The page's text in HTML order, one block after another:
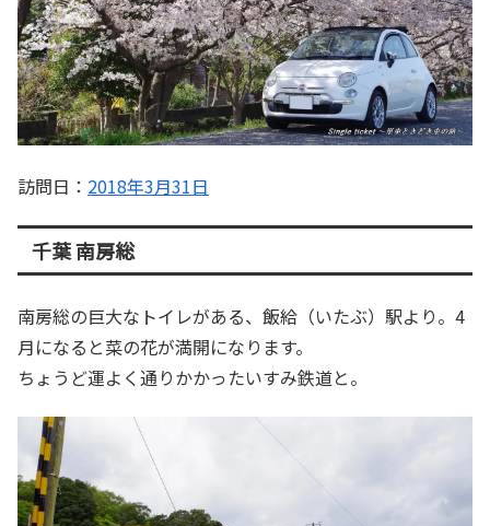
訪問日： 2018年3月31日
千葉 南房総
南房総の巨大なトイレがある、飯給（いたぶ）駅より。4
月になると菜の花が満開になります。
ちょうど運よく通りかかったいすみ鉄道と。